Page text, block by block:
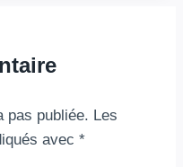
pas publiée. Les
avec *